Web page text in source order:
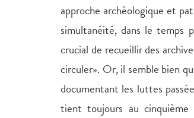
approche archéologique et
simultanéité, dans le temps
crucial de recueillir des
circuler». Or, il semble bien
documentant les luttes
tient toujours au cinquième